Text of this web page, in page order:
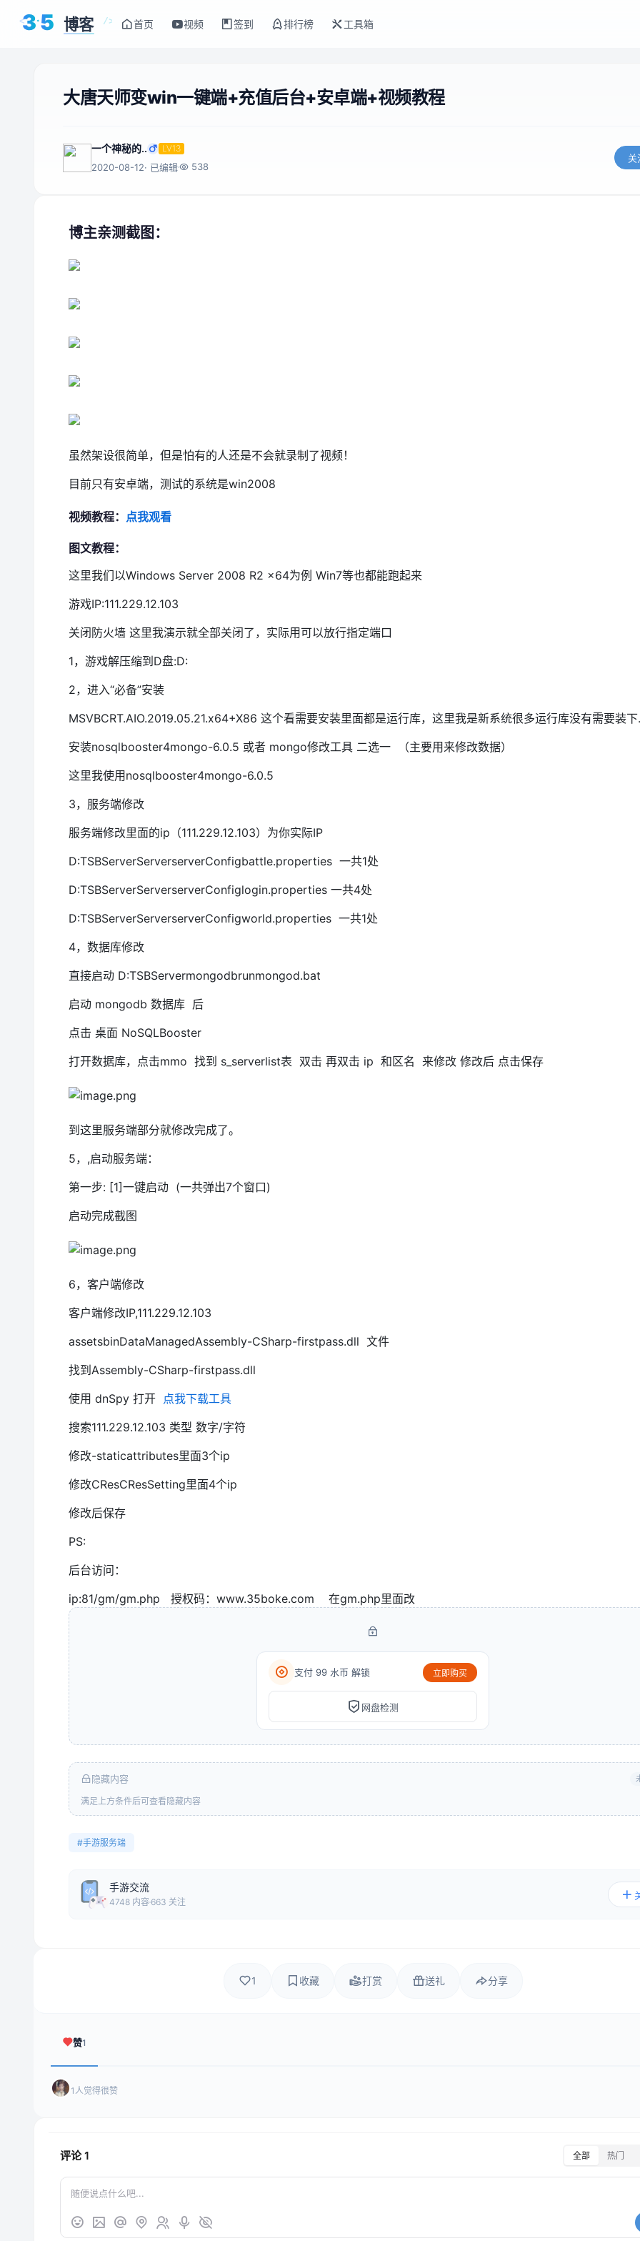
< />
35 博客 首页 视频 签到 排行榜 工具箱
大唐天师变win一键端+充值后台+安卓端+视频教程
一个神秘的.. LV13
2020-08-12· 已编辑 538
关
博主亲测截图：
虽然架设很简单，但是怕有的人还是不会就录制了视频！
目前只有安卓端，测试的系统是win2008
视频教程： 点我观看
图文教程：
这里我们以Windows Server 2008 R2 x64为例 Win7等也都能跑起来
游戏IP:111.229.12.103
关闭防火墙 这里我演示就全部关闭了，实际用可以放行指定端口
1，游戏解压缩到D盘:D:
2，进入“必备”安装
MSVBCRT.AIO.2019.05.21.x64+X86 这个看需要安装里面都是运行库，这里我是新系统很多运行库没有需要装下.
安装nosqlbooster4mongo-6.0.5 或者 mongo修改工具 二选一 （主要用来修改数据）
这里我使用nosqlbooster4mongo-6.0.5
3，服务端修改
服务端修改里面的ip（111.229.12.103）为你实际IP
D:TSBServerServerserverConfigbattle.properties 一共1处
D:TSBServerServerserverConfiglogin.properties 一共4处
D:TSBServerServerserverConfigworld.properties 一共1处
4，数据库修改
直接启动 D:TSBServermongodbrunmongod.bat
启动 mongodb 数据库 后
点击 桌面 NoSQLBooster
打开数据库，点击mmo 找到 s_serverlist表 双击 再双击 ip 和区名 来修改 修改后 点击保存
到这里服务端部分就修改完成了。
5，,启动服务端：
第一步: [1]一键启动 (一共弹出7个窗口)
启动完成截图
6，客户端修改
客户端修改IP,111.229.12.103
assetsbinDataManagedAssembly-CSharp-firstpass.dll 文件
找到Assembly-CSharp-firstpass.dll
使用 dnSpy 打开 点我下载工具
搜索111.229.12.103 类型 数字/字符
修改-staticattributes里面3个ip
修改CResCResSetting里面4个ip
修改后保存
PS:
后台访问：
ip:81/gm/gm.php 授权码：www.35boke.com 在gm.php里面改
支付 99 水币 解锁 立即购买
网盘检测
隐藏内容
满足上方条件后可查看隐藏内容
#手游服务端
手游交流
4748 内容 663 关注
1 收藏 打赏 送礼 分享
赞1
1人觉得很赞
评论1 全部 热门